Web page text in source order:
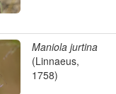
Maniola jurtina
(Linnaeus,
1758)